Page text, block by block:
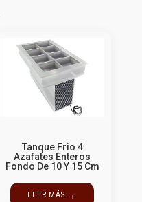
Tanque Frio 4
Azafates Enteros
Fondo De 10 Y 15 Cm
LEER MÁS →